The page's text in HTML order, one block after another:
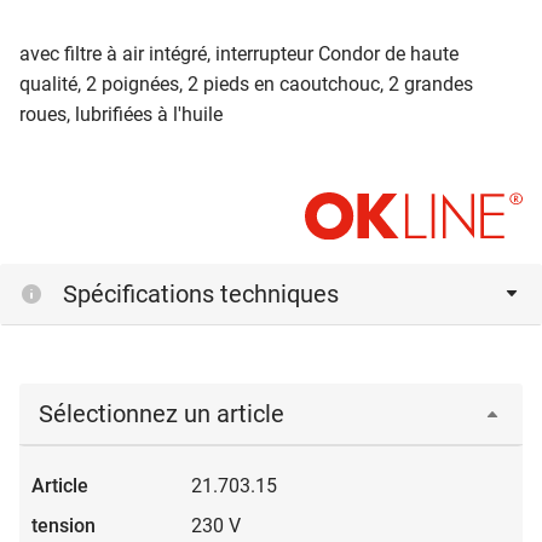
avec filtre à air intégré, interrupteur Condor de haute
qualité, 2 poignées, 2 pieds en caoutchouc, 2 grandes
roues, lubrifiées à l'huile
Spécifications techniques
Sélectionnez un article
21.703.15
230 V